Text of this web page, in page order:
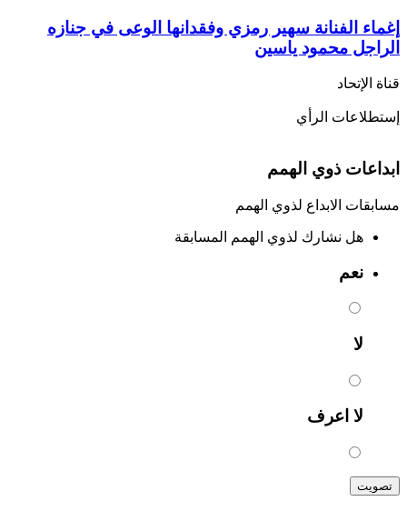
إغماء الفنانة سهير رمزي وفقدانها الوعى في جنازه
الراجل محمود ياسين
قناة الإتحاد
إستطلاعات الرأي
ابداعات ذوي الهمم
مسابقات الابداع لذوي الهمم
هل نشارك لذوي الهمم المسابقة
نعم
لا
لا اعرف
تصويت